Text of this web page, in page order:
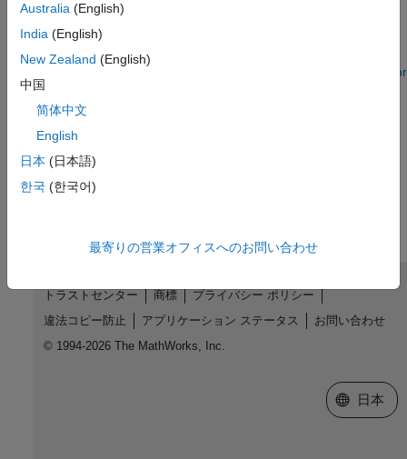
See Also
Model Configuration Parameters for STMicroelectronics
Model Configuration Parameters for
STMicroelectronics STM32F746G-Discovery Board
Configuration Parameters for STMicroelectronics STM32F769I-
Discovery Board
Australia (English)
India (English)
New Zealand (English)
中国
简体中文
English
日本 (日本語)
한국 (한국어)
最寄りの営業オフィスへのお問い合わせ
トラストセンター 商標
プライバシー ポリシー
違法コピー防止
アプリケーション ステータス
お問い合わせ
© 1994-2026 The MathWorks, Inc.
Web サイ
日本